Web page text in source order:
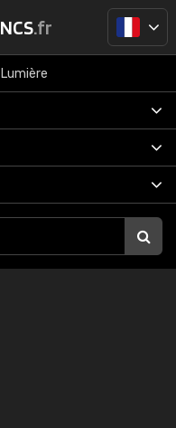
NCS.fr
Lumière